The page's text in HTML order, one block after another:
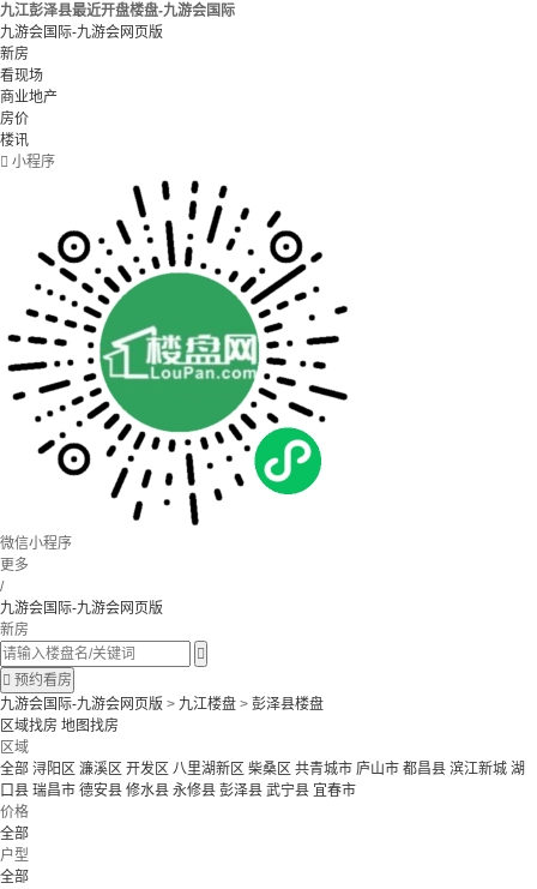
九江彭泽县最近开盘楼盘-九游会国际
九游会国际-九游会网页版
新房
看现场
商业地产
房价
楼讯
 小程序
微信小程序
更多
/
九游会国际-九游会网页版
新房

 预约看房
九游会国际-九游会网页版 > 九江楼盘 > 彭泽县楼盘
区域找房 地图找房
区域
全部 浔阳区 濂溪区 开发区 八里湖新区 柴桑区 共青城市 庐山市 都昌县 滨江新城 湖
口县 瑞昌市 德安县 修水县 永修县 彭泽县 武宁县 宜春市
价格
全部
户型
全部